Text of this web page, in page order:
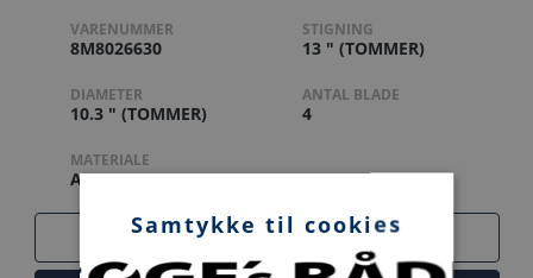
VARENUMMER
8M8026630
STIGNING
13 " (TOMMER)
DIAMETER
10.3 " (TOMMER)
ANTAL BLADE
4
MATERIALE
ALUMINIUM
SAMMENLIGN
Samtykke til cookies